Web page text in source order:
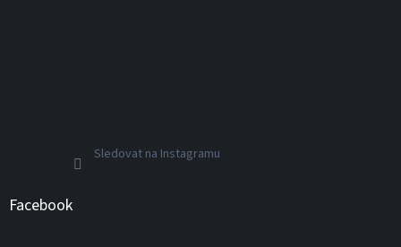
Sledovat na Instagramu
Facebook